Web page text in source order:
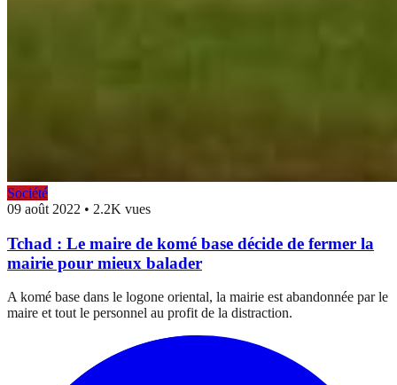
Société
09 août 2022 • 2.2K vues
Tchad : Le maire de komé base décide de fermer la
mairie pour mieux balader
A komé base dans le logone oriental, la mairie est abandonnée par le
maire et tout le personnel au profit de la distraction.